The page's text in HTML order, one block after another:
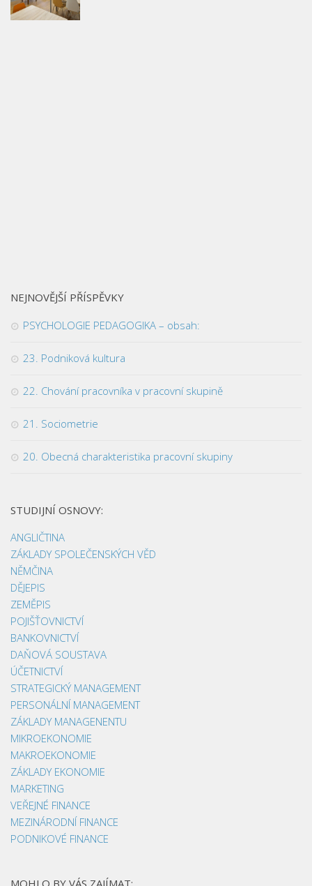
NEJNOVĚJŠÍ PŘÍSPĚVKY
PSYCHOLOGIE PEDAGOGIKA – obsah:
23. Podniková kultura
22. Chování pracovníka v pracovní skupině
21. Sociometrie
20. Obecná charakteristika pracovní skupiny
STUDIJNÍ OSNOVY:
ANGLIČTINA
ZÁKLADY SPOLEČENSKÝCH VĚD
NĚMČINA
DĚJEPIS
ZEMĚPIS
POJIŠŤOVNICTVÍ
BANKOVNICTVÍ
DAŇOVÁ SOUSTAVA
ÚČETNICTVÍ
STRATEGICKÝ MANAGEMENT
PERSONÁLNÍ MANAGEMENT
ZÁKLADY MANAGENENTU
MIKROEKONOMIE
MAKROEKONOMIE
ZÁKLADY EKONOMIE
MARKETING
VEŘEJNÉ FINANCE
MEZINÁRODNÍ FINANCE
PODNIKOVÉ FINANCE
MOHLO BY VÁS ZAJÍMAT: